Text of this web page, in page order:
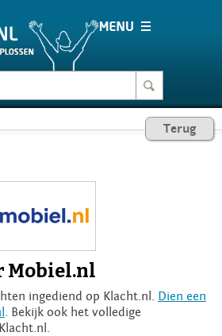
Terug
Mobiel.nl
ingediend op Klacht.nl. Dien een
. Bekijk ook het volledige